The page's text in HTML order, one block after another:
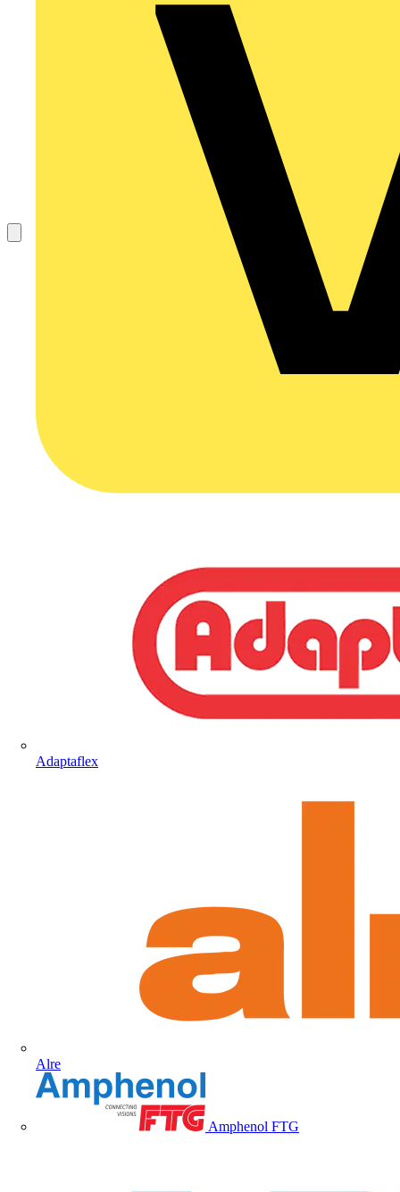
Adaptaflex
Alre
Amphenol FTG